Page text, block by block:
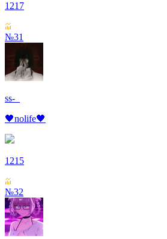
1217
№31
ss-_
🖤nolife🖤
1215
№32